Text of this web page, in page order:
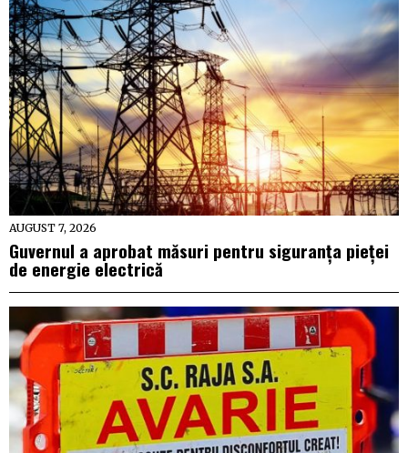
AUGUST 7, 2026
Guvernul a aprobat măsuri pentru siguranța pieței
de energie electrică